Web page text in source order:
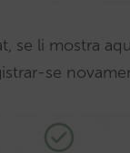
se li mostra
se